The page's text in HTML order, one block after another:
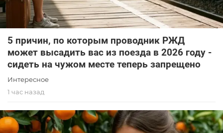
5 причин, по которым проводник РЖД
может высадить вас из поезда в 2026 году -
сидеть на чужом месте теперь запрещено
Интересное
1 час назад